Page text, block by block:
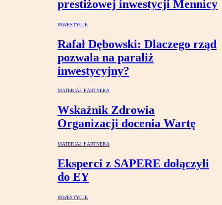
prestiżowej inwestycji Mennicy
INWESTYCJE
Rafał Dębowski: Dlaczego rząd
pozwala na paraliż
inwestycyjny?
MATERIAŁ PARTNERA
Wskaźnik Zdrowia
Organizacji docenia Wartę
MATERIAŁ PARTNERA
Eksperci z SAPERE dołączyli
do EY
INWESTYCJE